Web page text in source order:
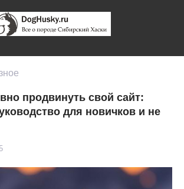
продвинуть свой сайт:
для новичков и не